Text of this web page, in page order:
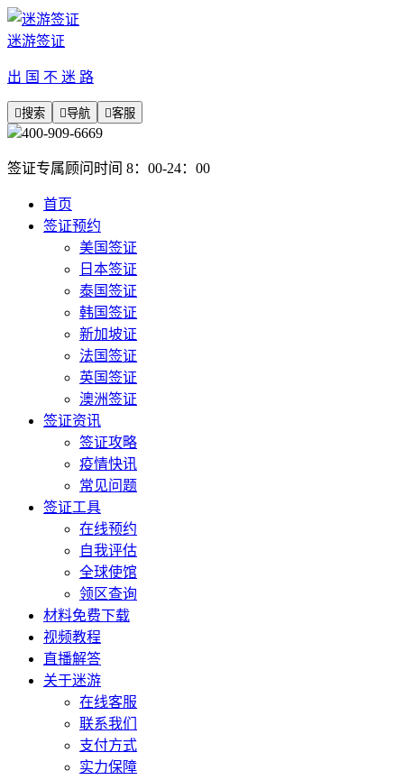
迷游签证
出 国 不 迷 路
搜索 导航 客服
400-909-6669
签证专属顾问时间 8：00-24：00
首页
签证预约
美国签证
日本签证
泰国签证
韩国签证
新加坡证
法国签证
英国签证
澳洲签证
签证资讯
签证攻略
疫情快讯
常见问题
签证工具
在线预约
自我评估
全球使馆
领区查询
材料免费下载
视频教程
直播解答
关于迷游
在线客服
联系我们
支付方式
实力保障